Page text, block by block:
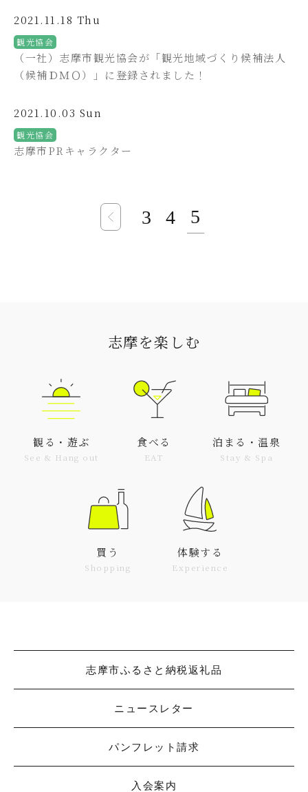
2021.11.18 Thu
観光協会
（一社）志摩市観光協会が「観光地域づくり候補法人
（候補ＤＭＯ）」に登録されました！
2021.10.03 Sun
観光協会
志摩市PRキャラクター
3 4 5
志摩を楽しむ
観る・遊ぶ
See & Hang out
食べる
EAT
泊まる・温泉
Stay & Spa
買う
Shopping
体験する
Experience
志摩市ふるさと納税返礼品
ニュースレター
パンフレット請求
入会案内